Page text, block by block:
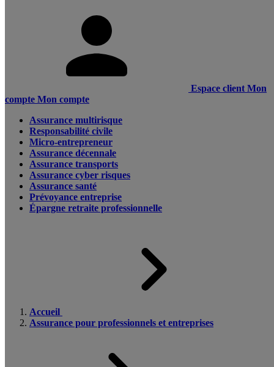
Espace client Mon
compte Mon compte
Assurance multirisque
Responsabilité civile
Micro-entrepreneur
Assurance décennale
Assurance transports
Assurance cyber risques
Assurance santé
Prévoyance entreprise
Épargne retraite professionnelle
Accueil
Assurance pour professionnels et entreprises